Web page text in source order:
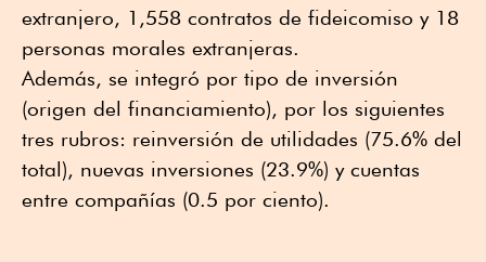
extranjero, 1,558 contratos de fideicomiso y 18
personas morales extranjeras.
Además, se integró por tipo de inversión
(origen del financiamiento), por los siguientes
tres rubros: reinversión de utilidades (75.6% del
total), nuevas inversiones (23.9%) y cuentas
entre compañías (0.5 por ciento).